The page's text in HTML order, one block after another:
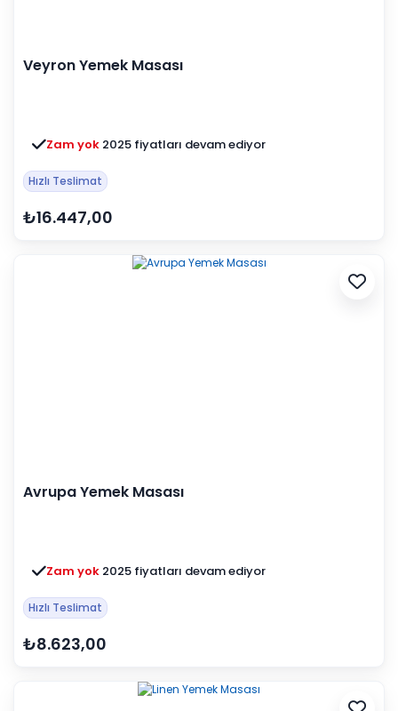
Veyron Yemek Masası
Zam yok 2025 fiyatları devam ediyor
Hızlı Teslimat
₺16.447,00
Avrupa Yemek Masası
Zam yok 2025 fiyatları devam ediyor
Hızlı Teslimat
₺8.623,00